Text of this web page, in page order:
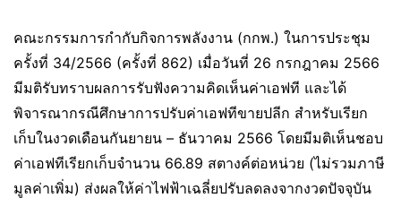
คณะกรรมการกำกับกิจการพลังงาน (กกพ.) ในการประชุม
ครั้งที่ 34/2566 (ครั้งที่ 862) เมื่อวันที่ 26 กรกฎาคม 2566
มีมติรับทราบผลการรับฟังความคิดเห็นค่าเอฟที และได้
พิจารณากรณีศึกษาการปรับค่าเอฟทีขายปลีก สำหรับเรียก
เก็บในงวดเดือนกันยายน – ธันวาคม 2566 โดยมีมติเห็นชอบ
ค่าเอฟทีเรียกเก็บจำนวน 66.89 สตางค์ต่อหน่วย (ไม่รวมภาษี
มูลค่าเพิ่ม) ส่งผลให้ค่าไฟฟ้าเฉลี่ยปรับลดลงจากงวดปัจจุบัน